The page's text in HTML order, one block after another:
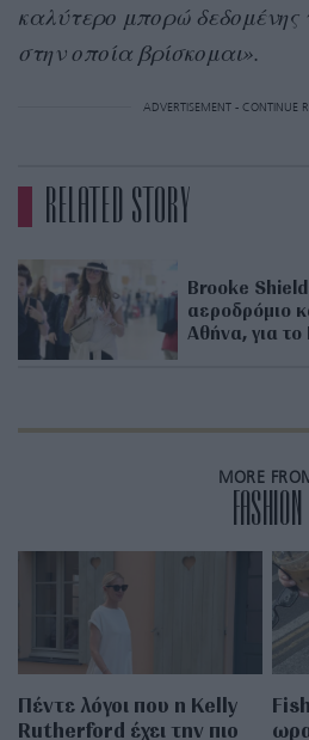
καλύτερο μπορώ δεδομένης
στην οποία βρίσκομαι».
ADVERTISEMENT - CONTINUE
RELATED STORY
Brooke
αεροδρόμιο
Αθήνα, για
MORE
FASHION
Πέντε λόγοι που η Kelly
Rutherford έχει την πιο